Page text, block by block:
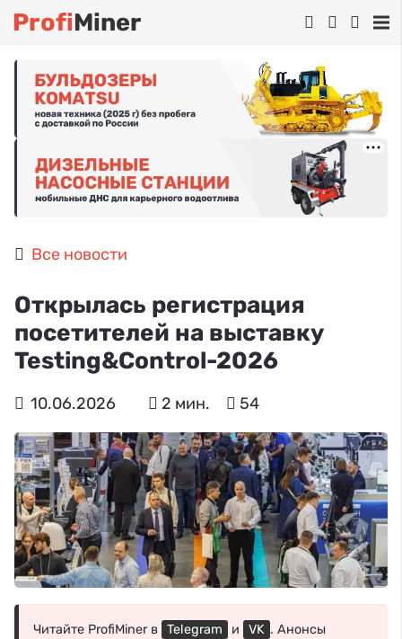
ProfiMiner
Все новости
Открылась регистрация
посетителей на выставку
Testing&Control-2026
10.06.2026 2 мин. 54
Читайте ProfiMiner в Telegram и VK . Анонсы